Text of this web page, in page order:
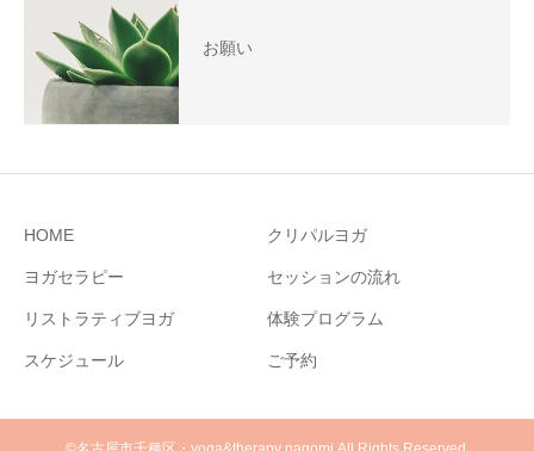
お願い
HOME クリパルヨガ
ヨガセラピー セッションの流れ
リストラティブヨガ 体験プログラム
スケジュール ご予約